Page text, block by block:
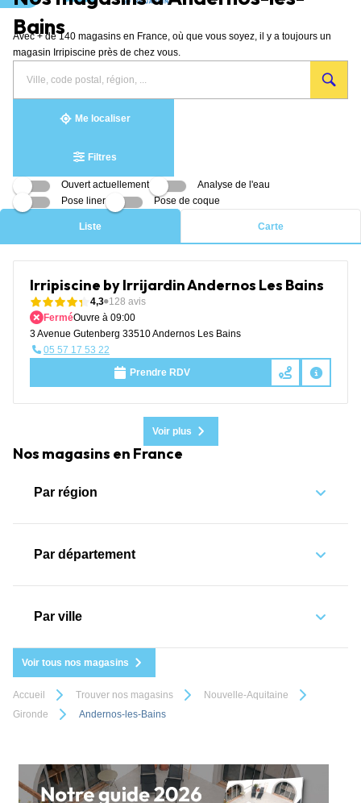
Bains
Avec + de 140 magasins en France, où que vous soyez, il y a toujours un
magasin Irripiscine près de chez vous.
Rechercher
Veuillez
renseigner
{{count}}
résultat(s)
Me localiser
Filtres
Ouvert actuellement
Analyse de l'eau
Pose liner
Pose de coque
Liste Carte
Irripiscine by Irrijardin Andernos Les Bains
4,3 128 avis
FerméOuvre à 09:00
3 Avenue Gutenberg 33510 Andernos Les Bains
05 57 17 53 22
Prendre RDV
Voir plus
Nos magasins en France
Par région
Par département
Par ville
Voir tous nos magasins
Accueil Trouver nos magasins
Nouvelle-Aquitaine
Gironde
Andernos-les-Bains